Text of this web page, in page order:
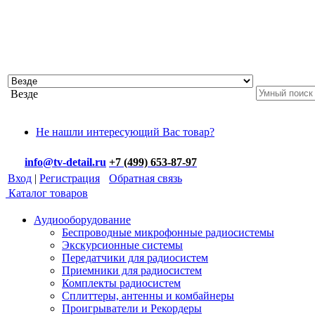
Везде
Не нашли интересующий Вас товар?
info@tv-detail.ru +7 (499) 653-87-97
Вход | Регистрация
Обратная связь
Каталог товаров
Аудиооборудование
Беспроводные микрофонные радиосистемы
Экскурсионные системы
Передатчики для радиосистем
Приемники для радиосистем
Комплекты радиосистем
Сплиттеры, антенны и комбайнеры
Проигрыватели и Рекордеры